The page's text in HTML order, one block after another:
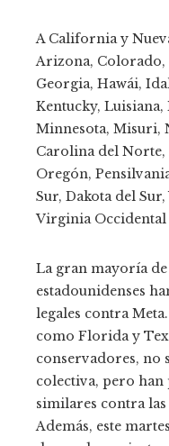
A California y
Arizona, Colorado,
Georgia, Hawái,
Kentucky,
Minnesota, Misuri,
Carolina del Norte,
Oregón,
Sur, Dakota del
Virginia Occidental
La gran mayoría de
estadounidenses
legales contra
como Florida y
conservadores, no
colectiva, pero han
similares contra
Además, este